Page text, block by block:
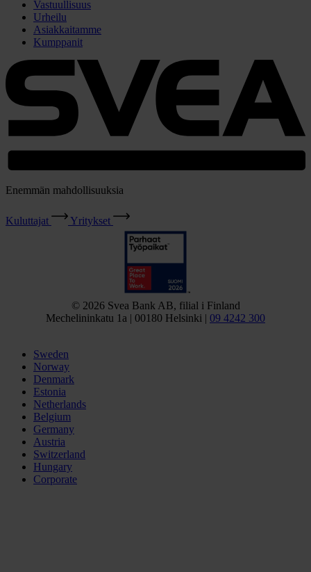
Vastuullisuus
Urheilu
Asiakkaitamme
Kumppanit
Enemmän mahdollisuuksia
Kuluttajat Yritykset
© 2026 Svea Bank AB, filial i Finland
Mechelininkatu 1a | 00180 Helsinki | 09 4242 300
Sweden
Norway
Denmark
Estonia
Netherlands
Belgium
Germany
Austria
Switzerland
Hungary
Corporate